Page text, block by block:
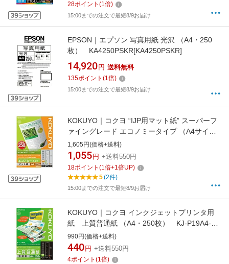
28ポイント (1倍)
15:00までの注文で最短8/9お届け
EPSON｜エプソン 写真用紙 光沢 （A4・250
枚） KA4250PSKR[KA4250PSKR]
14,920 円 送料無料
135ポイント (1倍)
15:00までの注文で最短8/9お届け
KOKUYO｜コクヨ “IJP用マット紙” スーパーフ
ァイングレード エコノミータイプ （A4サイ
ズ・250枚） KJ-M18A4-250[KJM18A4250]
1,605円(価格+送料)
1,055 円 +送料550円
18ポイント (1倍+1倍UP)
5(2件)
15:00までの注文で最短8/9お届け
KOKUYO｜コクヨ インクジェットプリンタ用
紙 上質普通紙 （A4・250枚） KJ-P19A4-
250[KJP19A4250]【rb_pcp】
990円(価格+送料)
440 円 +送料550円
4ポイント (1倍)